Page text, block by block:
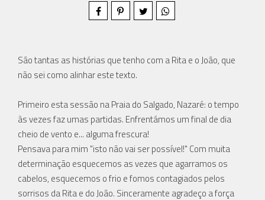
São tantas as histórias que tenho com a Rita e o João, que
não sei como alinhar este texto.
Primeiro esta sessão na Praia do Salgado, Nazaré: o tempo
às vezes faz umas partidas. Enfrentámos um final de dia
cheio de vento e... alguma frescura!
Pensava para mim "isto não vai ser possível!" Com muita
determinação esquecemos as vezes que agarramos os
cabelos, esquecemos o frio e fomos contagiados pelos
sorrisos da Rita e do João. Sinceramente agradeço a força